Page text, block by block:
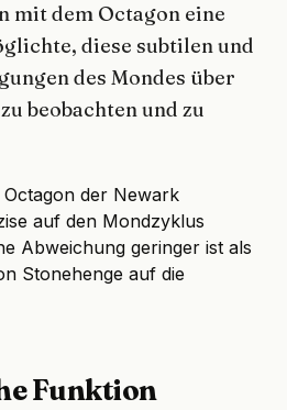
mit dem Octagon eine
diese subtilen und
des Mondes über
beobachten und zu
Octagon der Newark
auf den Mondzyklus
Abweichung geringer ist als
Stonehenge auf die
Funktion